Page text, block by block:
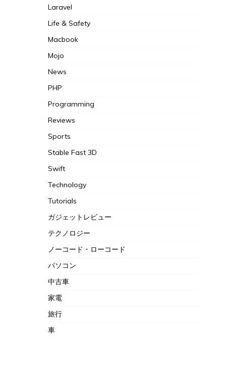
Laravel
Life & Safety
Macbook
Mojo
News
PHP
Programming
Reviews
Sports
Stable Fast 3D
Swift
Technology
Tutorials
ガジェットレビュー
テクノロジー
ノーコード・ローコード
パソコン
中古車
家電
旅行
車